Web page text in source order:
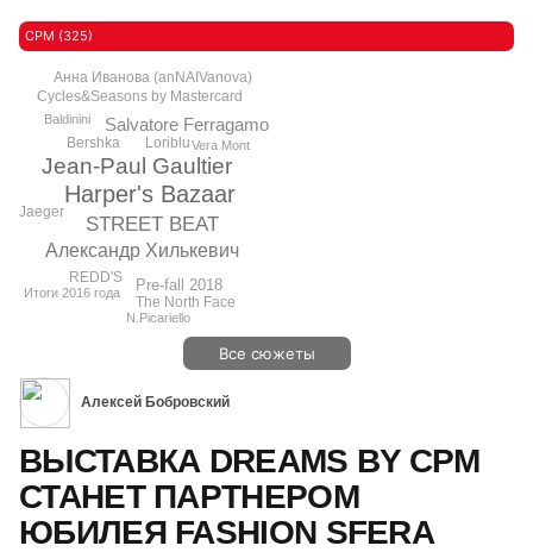
CPM (325)
Harper's Bazaar
Jean-Paul Gaultier
STREET BEAT
Александр Хилькевич
Salvatore Ferragamo
Pre-fall 2018
Loriblu
Cycles&Seasons by Mastercard
Bershka
Анна Иванова (anNAIVanova)
The North Face
REDD'S
Jaeger
Vera Mont
Baldinini
Итоги 2016 года
N.Picariello
Все сюжеты
Алексей Бобровский
ВЫСТАВКА DREAMS BY CPM
СТАНЕТ ПАРТНЕРОМ
ЮБИЛЕЯ FASHION SFERA